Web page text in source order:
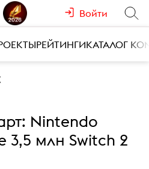
Войти
РЕЙТИНГИКАТАЛОГ
Nintendo
3,5 млн Switch 2